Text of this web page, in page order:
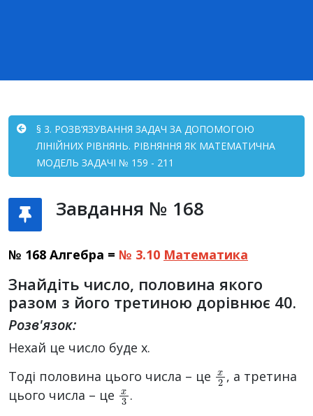
§ 3. РОЗВ’ЯЗУВАННЯ ЗАДАЧ ЗА ДОПОМОГОЮ
ЛІНІЙНИХ РІВНЯНЬ. РІВНЯННЯ ЯК МАТЕМАТИЧНА
МОДЕЛЬ ЗАДАЧІ № 159 - 211
Завдання № 168
№ 168 Алгебра = № 3.10 Математика
Знайдіть число, половина якого
разом з його третиною дорівнює 40.
Розв'язок:
Нехай це число буде х.
Тоді половина цього числа – це x2 , а третина
цього числа – це x3.